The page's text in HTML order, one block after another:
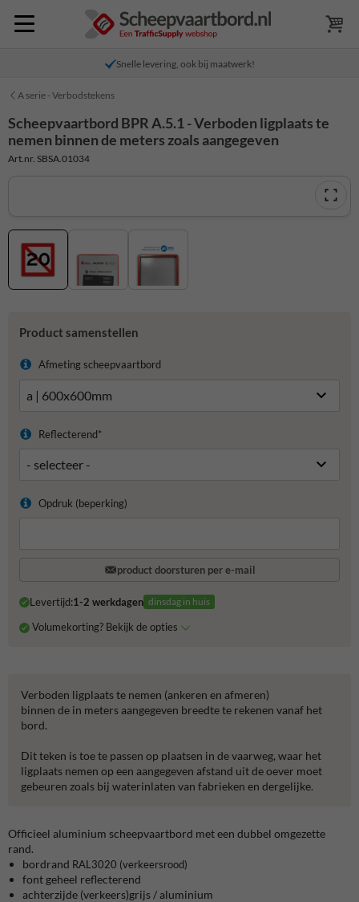
Snelle levering, ook bij maatwerk!
A serie - Verbodstekens
Scheepvaartbord BPR A.5.1 - Verboden ligplaats te
nemen binnen de meters zoals aangegeven
Art.nr. SBSA.01034
Product samenstellen
Afmeting scheepvaartbord
Reflecterend*
Opdruk (beperking)
product doorsturen per e-mail
Levertijd:1-2 werkdagen dinsdag in huis
Volumekorting? Bekijk de opties
Verboden ligplaats te nemen (ankeren en afmeren)
binnen de in meters aangegeven breedte te rekenen vanaf het
bord.
Dit teken is toe te passen op plaatsen in de vaarweg, waar het
ligplaats nemen op een aangegeven afstand uit de oever moet
gebeuren zoals bij waterinlaten van fabrieken en dergelijke.
Officieel aluminium scheepvaartbord met een dubbel omgezette
rand.
bordrand RAL3020 (verkeersrood)
font geheel reflecterend
achterzijde (verkeers)grijs / aluminium